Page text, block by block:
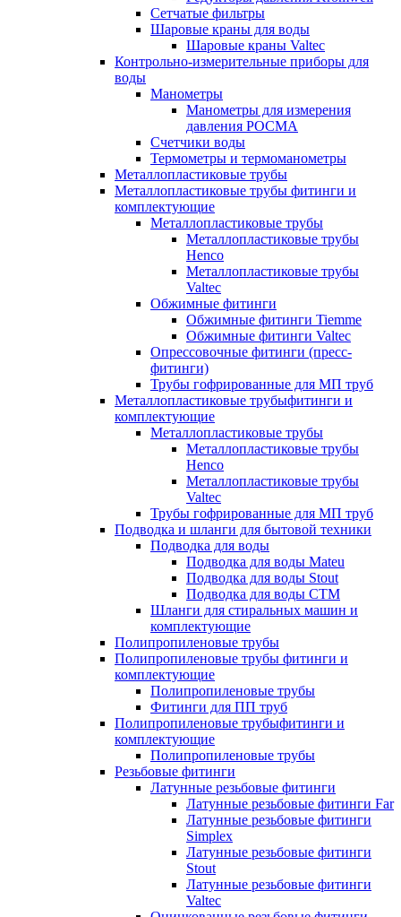
Сетчатые фильтры
Шаровые краны для воды
Шаровые краны Valtec
Контрольно-измерительные приборы для
воды
Манометры
Манометры для измерения
давления РОСМА
Счетчики воды
Термометры и термоманометры
Металлопластиковые трубы
Металлопластиковые трубы фитинги и
комплектующие
Металлопластиковые трубы
Металлопластиковые трубы
Henco
Металлопластиковые трубы
Valtec
Обжимные фитинги
Обжимные фитинги Tiemme
Обжимные фитинги Valtec
Опрессовочные фитинги (пресс-
фитинги)
Трубы гофрированные для МП труб
Металлопластиковые трубыфитинги и
комплектующие
Металлопластиковые трубы
Металлопластиковые трубы
Henco
Металлопластиковые трубы
Valtec
Трубы гофрированные для МП труб
Подводка и шланги для бытовой техники
Подводка для воды
Подводка для воды Mateu
Подводка для воды Stout
Подводка для воды СТМ
Шланги для стиральных машин и
комплектующие
Полипропиленовые трубы
Полипропиленовые трубы фитинги и
комплектующие
Полипропиленовые трубы
Фитинги для ПП труб
Полипропиленовые трубыфитинги и
комплектующие
Полипропиленовые трубы
Резьбовые фитинги
Латунные резьбовые фитинги
Латунные резьбовые фитинги Far
Латунные резьбовые фитинги
Simplex
Латунные резьбовые фитинги
Stout
Латунные резьбовые фитинги
Valtec